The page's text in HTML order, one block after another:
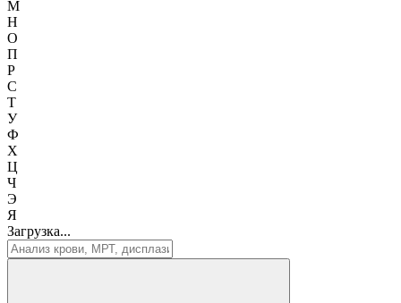
М
Н
О
П
Р
С
Т
У
Ф
Х
Ц
Ч
Э
Я
Загрузка...